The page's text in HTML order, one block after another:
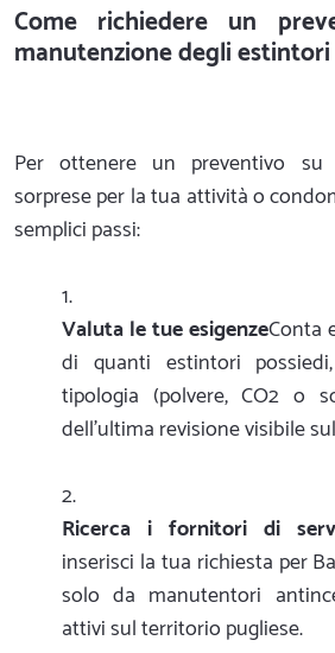
Come richiedere un
manutenzione degli estintori
Per ottenere un preventivo
sorprese per la tua attività o
semplici passi:
Valuta le tue esigenzeConta
di quanti estintori
tipologia (polvere, CO2 o
dell'ultima revisione visibile
Ricerca i fornitori di
inserisci la tua richiesta per
solo da manutentori
attivi sul territorio pugliese.